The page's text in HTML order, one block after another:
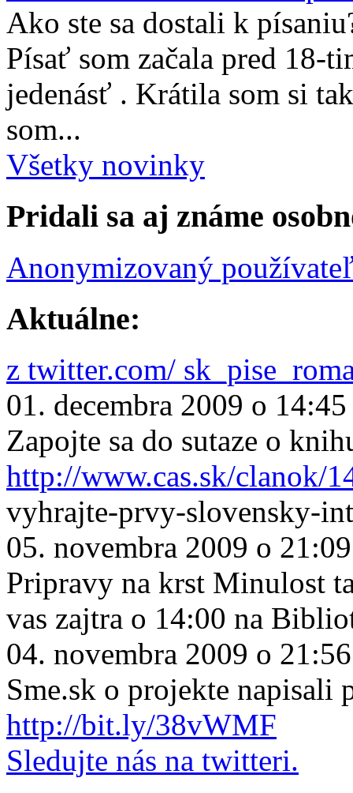
Ako ste sa dostali k
Písať som začala pred 18-
jedenásť . Krátila som si
som...
Všetky novinky
Pridali sa aj známe
Anonymizovaný
Aktuálne:
z twitter.com/
01. decembra 2009 o 14:45
Zapojte sa do sutaze o
http://www.cas.sk/clanok/
vyhrajte-prvy-slovensky-
05. novembra 2009 o 21:09
Pripravy na krst Minulost
vas zajtra o 14:00 na
04. novembra 2009 o 21:56
Sme.sk o projekte napisali
http://bit.ly/38vWMF
Sledujte nás na twitteri.